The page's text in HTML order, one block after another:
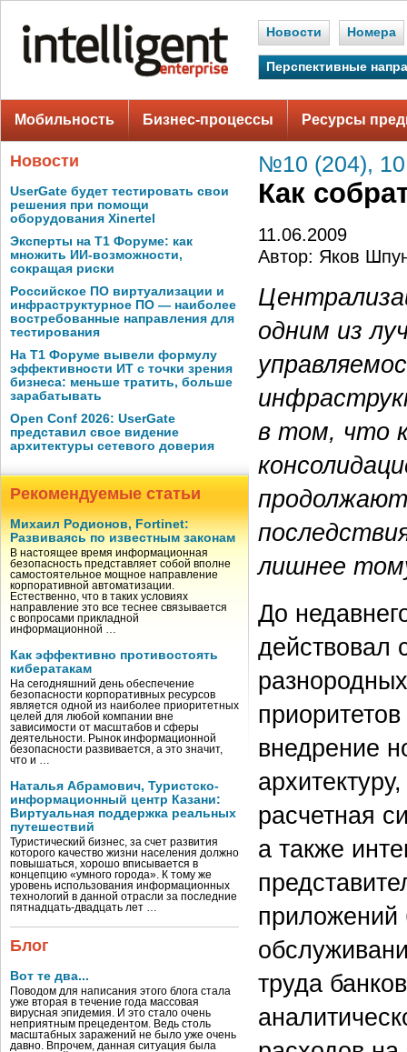
Новости Номера
Перспективные
Мобильность Бизнес-процессы Ресурсы
Новости
UserGate будет тестировать свои
решения при помощи
оборудования Xinertel
Эксперты на Т1 Форуме: как
множить ИИ-возможности,
сокращая риски
Российское ПО виртуализации и
инфраструктурное ПО — наиболее
востребованные направления для
тестирования
На Т1 Форуме вывели формулу
эффективности ИТ с точки зрения
бизнеса: меньше тратить, больше
зарабатывать
Open Conf 2026: UserGate
представил свое видение
архитектуры сетевого доверия
Рекомендуемые статьи
Михаил Родионов, Fortinet:
Развиваясь по известным законам
В настоящее время информационная
безопасность представляет собой вполне
самостоятельное мощное направление
корпоративной автоматизации.
Естественно, что в таких условиях
направление это все теснее связывается
с вопросами прикладной
информационной …
Как эффективно противостоять
кибератакам
На сегодняшний день обеспечение
безопасности корпоративных ресурсов
является одной из наиболее приоритетных
целей для любой компании вне
зависимости от масштабов и сферы
деятельности. Рынок информационной
безопасности развивается, а это значит,
что и …
Наталья Абрамович, Туристско-
информационный центр Казани:
Виртуальная поддержка реальных
путешествий
Туристический бизнес, за счет развития
которого качество жизни населения должно
повышаться, хорошо вписывается в
концепцию «умного города». К тому же
уровень использования информационных
технологий в данной отрасли за последние
пятнадцать-двадцать лет …
Блог
Вот те два...
Поводом для написания этого блога стала
уже вторая в течение года массовая
вирусная эпидемия. И это стало очень
неприятным прецедентом. Ведь столь
масштабных заражений не было уже очень
давно. Впрочем, данная ситуация была
№10 (204),
Как
11.06.2009
Автор: Яков
одним из
в том, что
лишнее
До
действовал
внедрение
расчетная
а также
приложений
труда